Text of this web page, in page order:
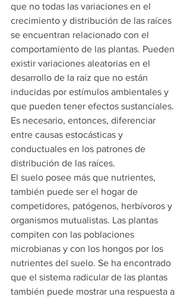
que no todas las variaciones en el
crecimiento y distribución de las raíces
se encuentran relacionado con el
comportamiento de las plantas. Pueden
existir variaciones aleatorias en el
desarrollo de la raíz que no están
inducidas por estímulos ambientales y
que pueden tener efectos sustanciales.
Es necesario, entonces, diferenciar
entre causas estocásticas y
conductuales en los patrones de
distribución de las raíces.
El suelo posee más que nutrientes,
también puede ser el hogar de
competidores, patógenos, herbívoros y
organismos mutualistas. Las plantas
compiten con las poblaciones
microbianas y con los hongos por los
nutrientes del suelo. Se ha encontrado
que el sistema radicular de las plantas
también puede mostrar una respuesta a